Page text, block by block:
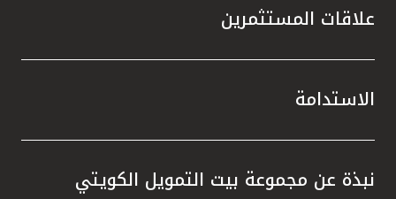
علاقات المستثمرين
الاستدامة
نبذة عن مجموعة بيت التمويل الكويتي